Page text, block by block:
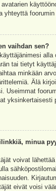
yhteyttä foorumin
vaihdan sen?
alla
tai tietyt
minkään
Älä
Useimmat
yksinkertaisesti
minua
voivat
eivät voisi